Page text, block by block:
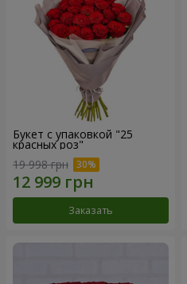
Букет с упаковкой "25
красных роз"
19 998 грн
Заказать